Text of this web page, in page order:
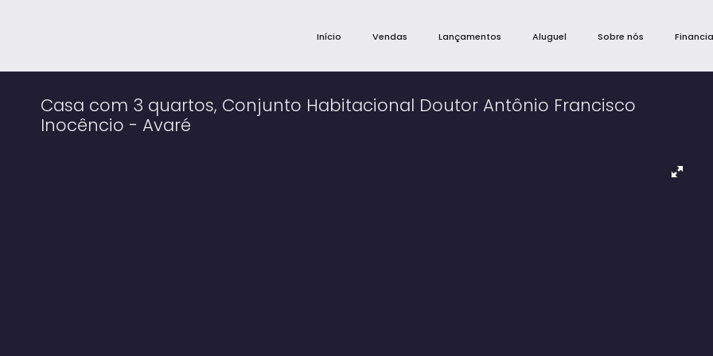
Sobre nós
Aluguel
Lançamentos
Vendas
Início
Casa com 3 quartos, Conjunto Habitacional Doutor Antônio Francisco
Inocêncio - Avaré